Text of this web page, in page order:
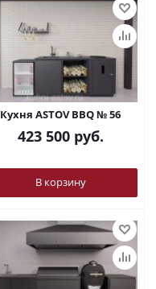
Кухня ASTOV BBQ № 56
423 500руб.
В корзину